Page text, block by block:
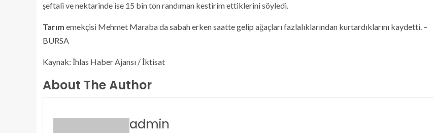
şeftali ve nektarinde ise 15 bin ton randıman kestirim ettiklerini söyledi.
Tarım emekçisi Mehmet Maraba da sabah erken saatte gelip ağaçları fazlalıklarından kurtardıklarını kaydetti. –
BURSA
Kaynak: İhlas Haber Ajansı / İktisat
About The Author
admin